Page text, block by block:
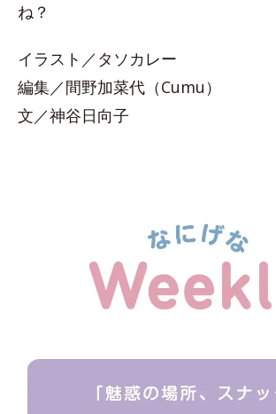
ね？
イラスト／タソカレー
編集／間野加菜代（Cumu）
文／神谷日向子